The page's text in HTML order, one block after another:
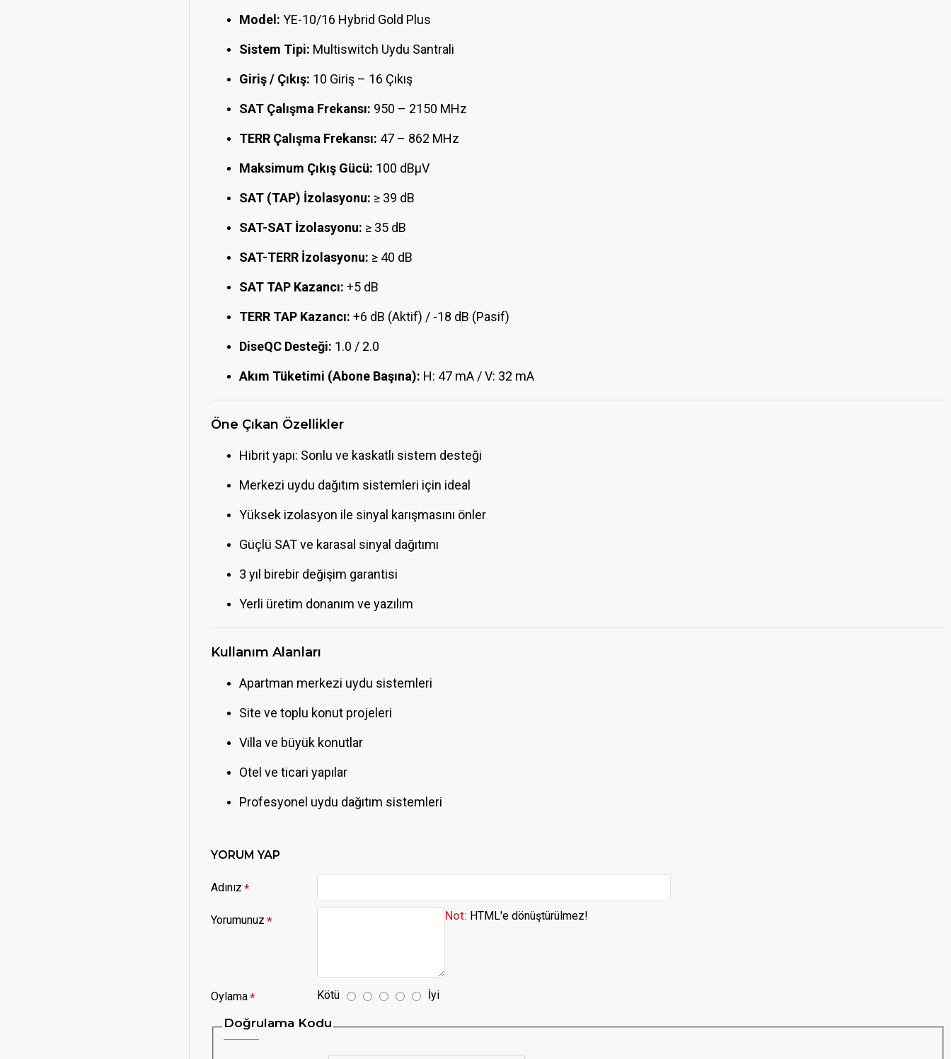
Model: YE-10/16 Hybrid Gold Plus
Sistem Tipi: Multiswitch Uydu Santrali
Giriş / Çıkış: 10 Giriş – 16 Çıkış
SAT Çalışma Frekansı: 950 – 2150 MHz
TERR Çalışma Frekansı: 47 – 862 MHz
Maksimum Çıkış Gücü: 100 dBμV
SAT (TAP) İzolasyonu: ≥ 39 dB
SAT-SAT İzolasyonu: ≥ 35 dB
SAT-TERR İzolasyonu: ≥ 40 dB
SAT TAP Kazancı: +5 dB
TERR TAP Kazancı: +6 dB (Aktif) / -18 dB (Pasif)
DiseQC Desteği: 1.0 / 2.0
Akım Tüketimi (Abone Başına): H: 47 mA / V: 32 mA
Öne Çıkan Özellikler
Hibrit yapı: Sonlu ve kaskatlı sistem desteği
Merkezi uydu dağıtım sistemleri için ideal
Yüksek izolasyon ile sinyal karışmasını önler
Güçlü SAT ve karasal sinyal dağıtımı
3 yıl birebir değişim garantisi
Yerli üretim donanım ve yazılım
Kullanım Alanları
Apartman merkezi uydu sistemleri
Site ve toplu konut projeleri
Villa ve büyük konutlar
Otel ve ticari yapılar
Profesyonel uydu dağıtım sistemleri
YORUM YAP
Adınız
Yorumunuz Not: HTML'e dönüştürülmez!
Oylama Kötü İyi
Doğrulama Kodu